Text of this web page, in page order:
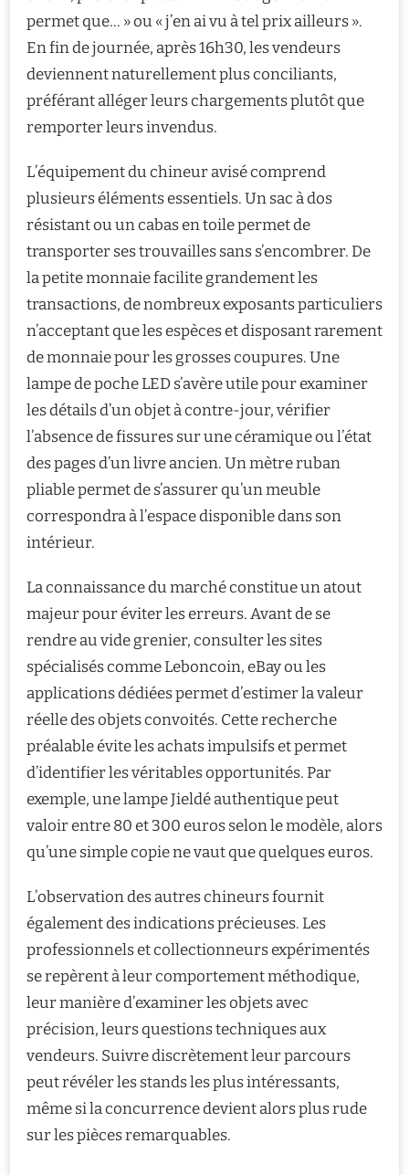
permet que… » ou « j’en ai vu à tel prix ailleurs ».
En fin de journée, après 16h30, les vendeurs
deviennent naturellement plus conciliants,
préférant alléger leurs chargements plutôt que
remporter leurs invendus.
L’équipement du chineur avisé comprend
plusieurs éléments essentiels. Un sac à dos
résistant ou un cabas en toile permet de
transporter ses trouvailles sans s’encombrer. De
la petite monnaie facilite grandement les
transactions, de nombreux exposants particuliers
n’acceptant que les espèces et disposant rarement
de monnaie pour les grosses coupures. Une
lampe de poche LED s’avère utile pour examiner
les détails d’un objet à contre-jour, vérifier
l’absence de fissures sur une céramique ou l’état
des pages d’un livre ancien. Un mètre ruban
pliable permet de s’assurer qu’un meuble
correspondra à l’espace disponible dans son
intérieur.
La connaissance du marché constitue un atout
majeur pour éviter les erreurs. Avant de se
rendre au vide grenier, consulter les sites
spécialisés comme Leboncoin, eBay ou les
applications dédiées permet d’estimer la valeur
réelle des objets convoités. Cette recherche
préalable évite les achats impulsifs et permet
d’identifier les véritables opportunités. Par
exemple, une lampe Jieldé authentique peut
valoir entre 80 et 300 euros selon le modèle, alors
qu’une simple copie ne vaut que quelques euros.
L’observation des autres chineurs fournit
également des indications précieuses. Les
professionnels et collectionneurs expérimentés
se repèrent à leur comportement méthodique,
leur manière d’examiner les objets avec
précision, leurs questions techniques aux
vendeurs. Suivre discrètement leur parcours
peut révéler les stands les plus intéressants,
même si la concurrence devient alors plus rude
sur les pièces remarquables.